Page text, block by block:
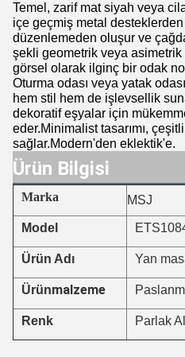
Temel, zarif mat siyah veya
içe geçmiş metal
düzenlemeden oluşur ve
şekli geometrik veya
görsel olarak ilginç bir odak
Oturma odası veya yatak
hem stil hem de işlevsellik
dekoratif eşyalar için
eder.Minimalist tasarımı,
sağlar.Modern'den eklektik'e.
Ürün Bilgisi
Marka MSJ
Model
Ürün Adı Yan
Ürünmalzeme
Renk Parlak